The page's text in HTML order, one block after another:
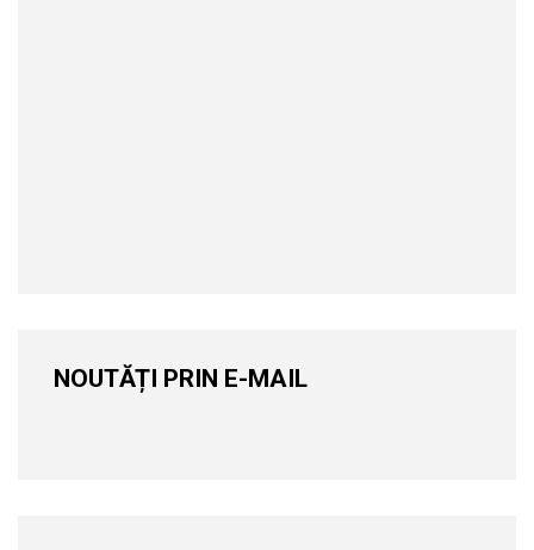
NOUTĂȚI PRIN E-MAIL